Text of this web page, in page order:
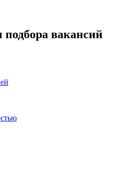
вакансий